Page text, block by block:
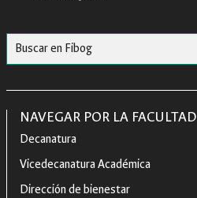
NAVEGAR POR LA FACULTAD
Decanatura
Vicedecanatura Académica
Dirección de bienestar